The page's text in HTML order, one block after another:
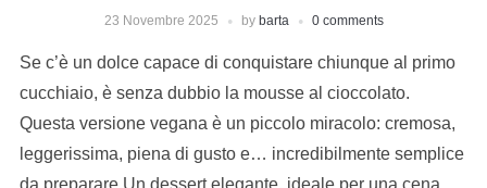
23 Novembre 2025 by barta 0 comments
Se c’è un dolce capace di conquistare chiunque al primo
cucchiaio, è senza dubbio la mousse al cioccolato.
Questa versione vegana è un piccolo miracolo: cremosa,
leggerissima, piena di gusto e… incredibilmente semplice